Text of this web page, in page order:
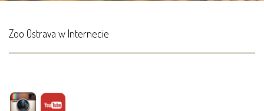
Zoo Ostrava w Internecie